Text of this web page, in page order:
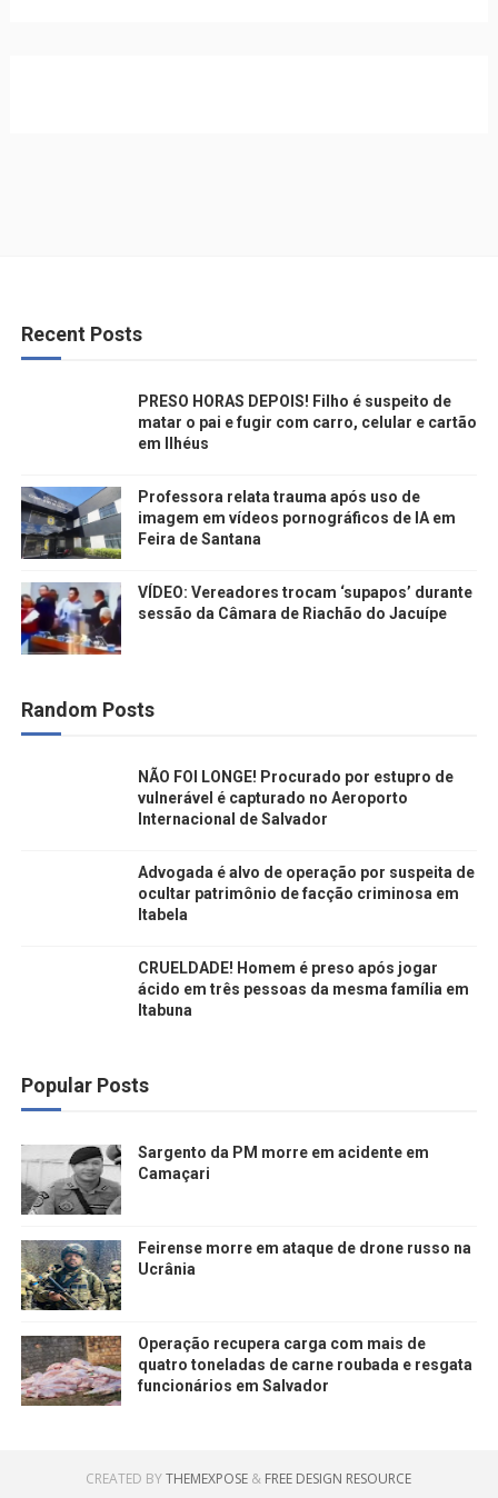
Recent Posts
PRESO HORAS DEPOIS! Filho é suspeito de
matar o pai e fugir com carro, celular e cartão
em Ilhéus
Professora relata trauma após uso de
imagem em vídeos pornográficos de IA em
Feira de Santana
VÍDEO: Vereadores trocam ‘supapos’ durante
sessão da Câmara de Riachão do Jacuípe
Random Posts
NÃO FOI LONGE! Procurado por estupro de
vulnerável é capturado no Aeroporto
Internacional de Salvador
Advogada é alvo de operação por suspeita de
ocultar patrimônio de facção criminosa em
Itabela
CRUELDADE! Homem é preso após jogar
ácido em três pessoas da mesma família em
Itabuna
Popular Posts
Sargento da PM morre em acidente em
Camaçari
Feirense morre em ataque de drone russo na
Ucrânia
Operação recupera carga com mais de
quatro toneladas de carne roubada e resgata
funcionários em Salvador
CREATED BYTHEMEXPOSE & FREE DESIGN RESOURCE